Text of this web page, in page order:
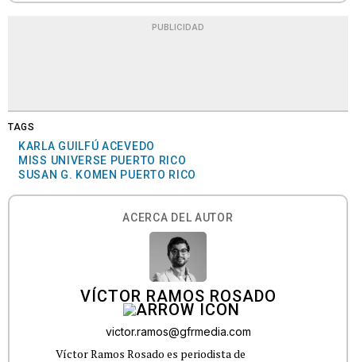
PUBLICIDAD
TAGS
KARLA GUILFÚ ACEVEDO
MISS UNIVERSE PUERTO RICO
SUSAN G. KOMEN PUERTO RICO
ACERCA DEL AUTOR
VÍCTOR RAMOS ROSADO
victor.ramos@gfrmedia.com
Víctor Ramos Rosado es periodista de